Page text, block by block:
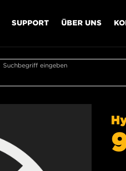
SUPPORT ÜBER UNS
Suchbegriff eingeben